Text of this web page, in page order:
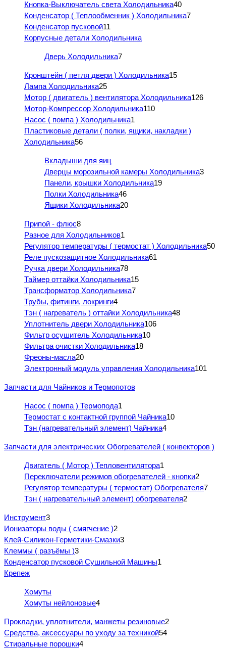
Кнопка-Выключатель света Холодильника40
Конденсатор ( Теплообменник ) Холодильника7
Конденсатор пусковой11
Корпусные детали Холодильника
Дверь Холодильника7
Кронштейн ( петля двери ) Холодильника15
Лампа Холодильника25
Мотор ( двигатель ) вентилятора Холодильника126
Мотор-Компрессор Холодильника110
Насос ( помпа ) Холодильника1
Пластиковые детали ( полки, ящики, накладки )
Холодильника56
Вкладыши для яиц
Дверцы морозильной камеры Холодильника3
Панели, крышки Холодильника19
Полки Холодильника46
Ящики Холодильника20
Припой - флюс8
Разное для Холодильников1
Регулятор температуры ( термостат ) Холодильника50
Реле пускозащитное Холодильника61
Ручка двери Холодильника78
Таймер оттайки Холодильника15
Трансформатор Холодильника7
Трубы, фитинги, локринги4
Тэн ( нагреватель ) оттайки Холодильника48
Уплотнитель двери Холодильника106
Фильтр осушитель Холодильника10
Фильтра очистки Холодильника18
Фреоны-масла20
Электронный модуль управления Холодильника101
Запчасти для Чайников и Термопотов
Насос ( помпа ) Термопода1
Термостат с контактной группой Чайника10
Тэн (нагревательный элемент) Чайника4
Запчасти для электрических Обогревателей ( конвекторов )
Двигатель ( Мотор ) Тепловентилятора1
Переключатели режимов обогревателей - кнопки2
Регулятор температуры ( термостат) Обогревателя7
Тэн ( нагревательный элемент) обогревателя2
Инструмент3
Ионизаторы воды ( смягчение )2
Клей-Силикон-Герметики-Смазки3
Клеммы ( разъёмы )3
Конденсатор пусковой Сушильной Машины1
Крепеж
Хомуты
Хомуты нейлоновые4
Прокладки, уплотнители, манжеты резиновые2
Средства, аксессуары по уходу за техникой54
Стиральные порошки4